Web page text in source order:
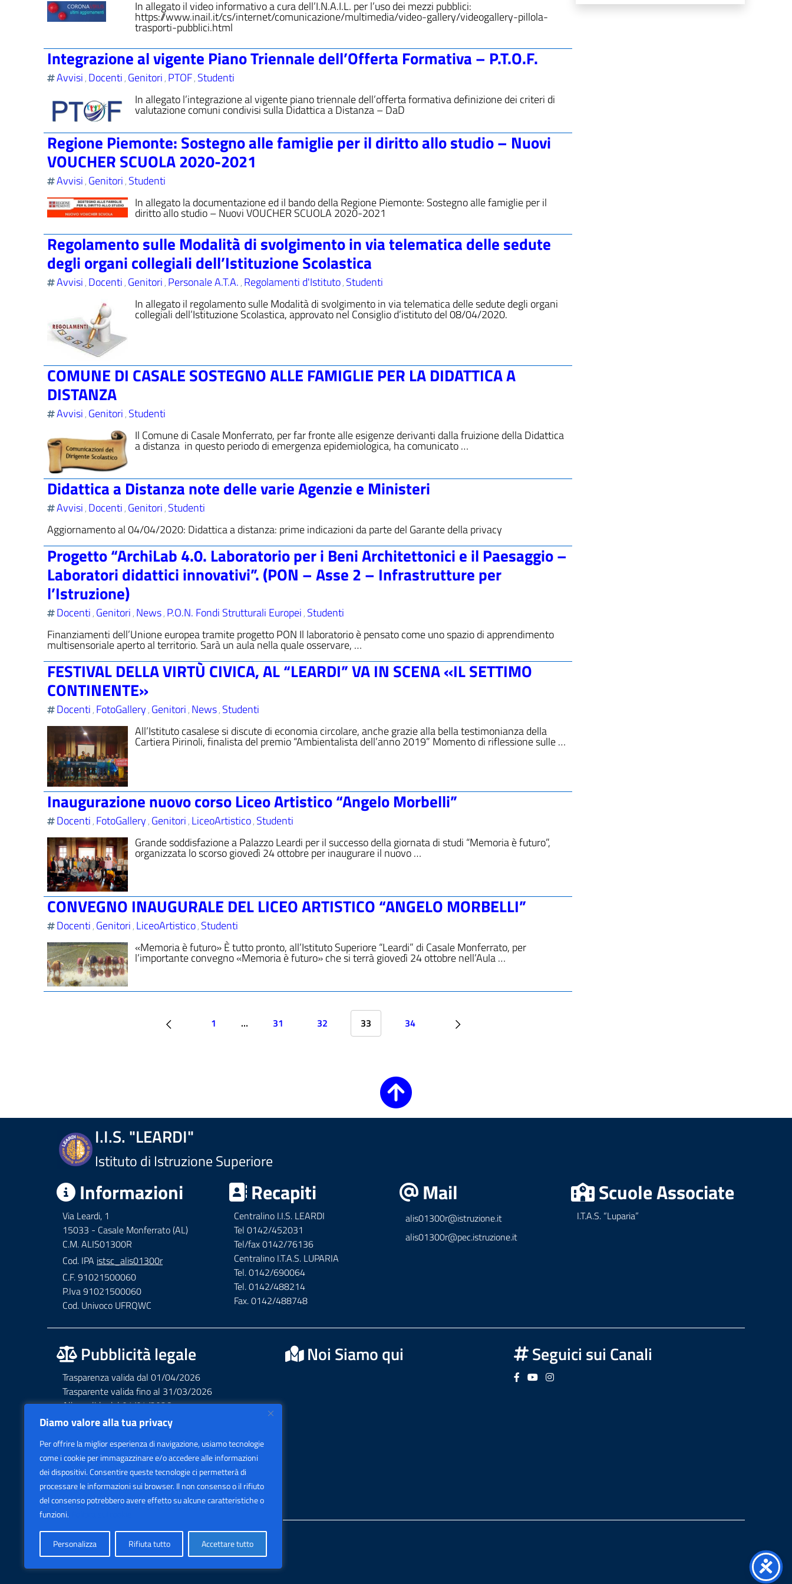
Diamo valore alla tua privacy
Per offrire la miglior esperienza di navigazione, usiamo tecnologie
come i cookie per immagazzinare e/o accedere alle informazioni
dei dispositivi. Consentire queste tecnologie ci permetterà di
processare le informazioni sui browser. Il non consenso o il rifiuto
del consenso potrebbero avere effetto su alcune caratteristiche o
funzioni.
Personalizza Rifiuta tutto Accettare tutto
In allegato il video informativo a cura dell’I.N.A.I.L. per l’uso dei mezzi pubblici:
https://www.inail.it/cs/internet/comunicazione/multimedia/video-gallery/videogallery-pillola-
trasporti-pubblici.html
Integrazione al vigente Piano Triennale dell’Offerta Formativa – P.T.O.F.
Avvisi, Docenti, Genitori, PTOF, Studenti
In allegato l’integrazione al vigente piano triennale dell’offerta formativa definizione dei criteri di
valutazione comuni condivisi sulla Didattica a Distanza – DaD
Regione Piemonte: Sostegno alle famiglie per il diritto allo studio – Nuovi
VOUCHER SCUOLA 2020-2021
Avvisi, Genitori, Studenti
In allegato la documentazione ed il bando della Regione Piemonte: Sostegno alle famiglie per il
diritto allo studio – Nuovi VOUCHER SCUOLA 2020-2021
Regolamento sulle Modalità di svolgimento in via telematica delle sedute
degli organi collegiali dell’Istituzione Scolastica
Avvisi, Docenti, Genitori, Personale A.T.A., Regolamenti d'Istituto, Studenti
In allegato il regolamento sulle Modalità di svolgimento in via telematica delle sedute degli organi
collegiali dell’Istituzione Scolastica, approvato nel Consiglio d’istituto del 08/04/2020.
COMUNE DI CASALE SOSTEGNO ALLE FAMIGLIE PER LA DIDATTICA A
DISTANZA
Avvisi, Genitori, Studenti
Il Comune di Casale Monferrato, per far fronte alle esigenze derivanti dalla fruizione della Didattica
a distanza in questo periodo di emergenza epidemiologica, ha comunicato …
Didattica a Distanza note delle varie Agenzie e Ministeri
Avvisi, Docenti, Genitori, Studenti
Aggiornamento al 04/04/2020: Didattica a distanza: prime indicazioni da parte del Garante della privacy
Progetto “ArchiLab 4.0. Laboratorio per i Beni Architettonici e il Paesaggio –
Laboratori didattici innovativi”. (PON – Asse 2 – Infrastrutture per
l’Istruzione)
Docenti, Genitori, News, P.O.N. Fondi Strutturali Europei, Studenti
Finanziamenti dell’Unione europea tramite progetto PON Il laboratorio è pensato come uno spazio di apprendimento
multisensoriale aperto al territorio. Sarà un aula nella quale osservare, …
FESTIVAL DELLA VIRTÙ CIVICA, AL “LEARDI” VA IN SCENA «IL SETTIMO
CONTINENTE»
Docenti, FotoGallery, Genitori, News, Studenti
All’Istituto casalese si discute di economia circolare, anche grazie alla bella testimonianza della
Cartiera Pirinoli, finalista del premio “Ambientalista dell’anno 2019” Momento di riflessione sulle …
Inaugurazione nuovo corso Liceo Artistico “Angelo Morbelli”
Docenti, FotoGallery, Genitori, LiceoArtistico, Studenti
Grande soddisfazione a Palazzo Leardi per il successo della giornata di studi “Memoria è futuro”,
organizzata lo scorso giovedì 24 ottobre per inaugurare il nuovo …
CONVEGNO INAUGURALE DEL LICEO ARTISTICO “ANGELO MORBELLI”
Docenti, Genitori, LiceoArtistico, Studenti
«Memoria è futuro» È tutto pronto, all’Istituto Superiore “Leardi” di Casale Monferrato, per
l’importante convegno «Memoria è futuro» che si terrà giovedì 24 ottobre nell’Aula …
1 … 31 32 33 34
I.I.S. "LEARDI"
Istituto di Istruzione Superiore
Informazioni
Via Leardi, 1
15033 - Casale Monferrato (AL)
C.M. ALIS01300R
Cod. IPA istsc_alis01300r
C.F. 91021500060
P.Iva 91021500060
Cod. Univoco UFRQWC
Recapiti
Centralino I.I.S. LEARDI
Tel 0142/452031
Tel/fax 0142/76136
Centralino I.T.A.S. LUPARIA
Tel. 0142/690064
Tel. 0142/488214
Fax. 0142/488748
Mail
alis01300r@istruzione.it
alis01300r@pec.istruzione.it
Scuole Associate
I.T.A.S. “Luparia”
Pubblicità legale
Trasparenza valida dal 01/04/2026
Trasparente valida fino al 31/03/2026
Albo valido dal 01/04/2026
Albo valido fino al 31/03/2026
Accessibilità AGID Form
Noi Siamo qui Seguici sui Canali
Seguici su Facebook
Seguici su YouTube
Seguici su Instagram